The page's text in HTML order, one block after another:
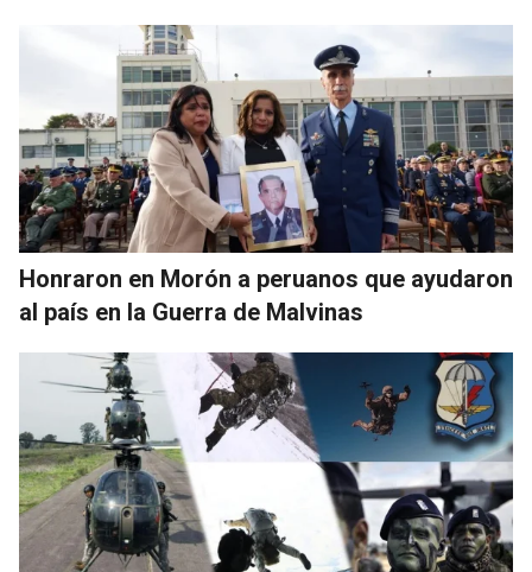
Honraron en Morón a peruanos que ayudaron
al país en la Guerra de Malvinas